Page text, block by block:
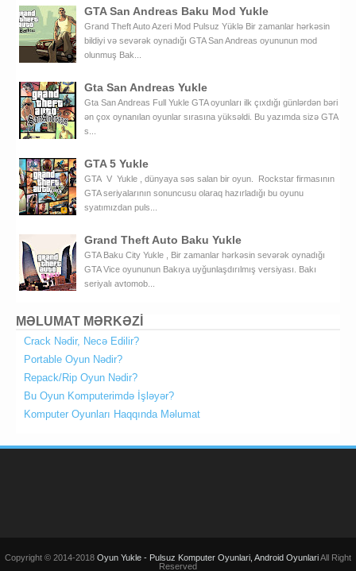
GTA San Andreas Baku Mod Yukle
Grand Theft Auto Azeri Mod Pulsuz Yüklə Bir zamanlar hərkəsin
bildiyi və sevərək oynadığı GTA San Andreas oyununun mod
olunmuş Bak...
Gta San Andreas Yukle
Gta San Andreas Full Yukle GTA oyunları ilk çıxdığı günlərdən bəri
ən çox oynanılan oyunlar sırasına yüksəldi. Bu yazımda sizə GTA
s...
GTA 5 Yukle
GTA V Yukle , dünyaya səs salan bir oyun. Rockstar firmasının
GTA seriyalarının sonuncusu olaraq hazırladığı bu oyunu
syatımızdan puls...
Grand Theft Auto Baku Yukle
GTA Baku City Yukle , Bir zamanlar hərkəsin sevərək oynadığı
GTA Vice oyununun Bakıya uyğunlaşdırılmış versiyası. Bakı
seriyalı avtomob...
MƏLUMAT MƏRKƏZİ
Crack Nədir, Necə Edilir?
Portable Oyun Nədir?
Repack/Rip Oyun Nədir?
Bu Oyun Komputerimdə İşləyər?
Komputer Oyunları Haqqında Məlumat
Copyright © 2014-2018 Oyun Yukle - Pulsuz Komputer Oyunlari, Android OyunlariAll Right
Reserved